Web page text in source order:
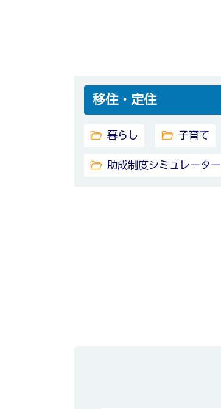
移住・定住
暮らし 子育て
助成制度シミュレーター